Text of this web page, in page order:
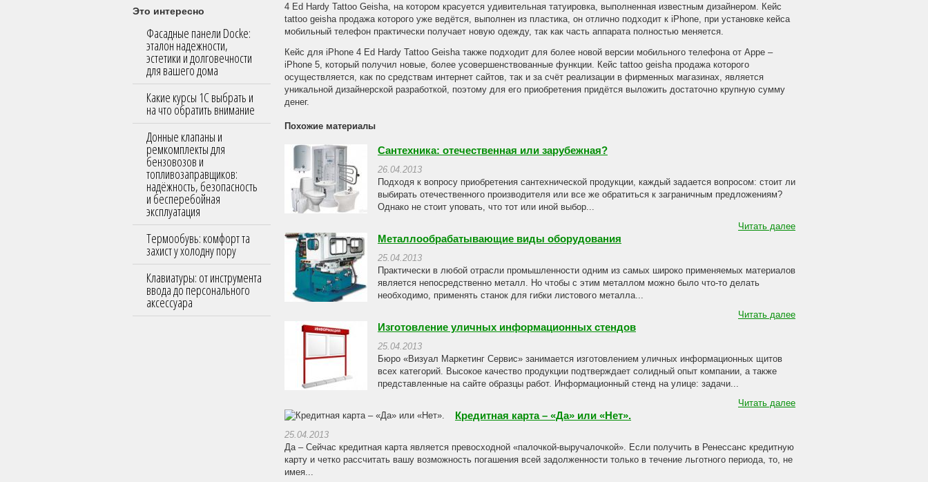
Это интересно
Фасадные панели Docke:
эталон надежности,
эстетики и долговечности
для вашего дома
Какие курсы 1С выбрать и
на что обратить внимание
Донные клапаны и
ремкомплекты для
бензовозов и
топливозаправщиков:
надёжность, безопасность
и бесперебойная
эксплуатация
Термообувь: комфорт та
захист у холодну пору
Клавиатуры: от инструмента
ввода до персонального
аксессуара
4 Ed Hardy Tattoo Geisha, на котором красуется удивительная татуировка, выполненная известным дизайнером. Кейс
tattoo geisha продажа которого уже ведётся, выполнен из пластика, он отлично подходит к iPhone, при установке кейса
мобильный телефон практически получает новую одежду, так как часть аппарата полностью меняется.
Кейс для iPhone 4 Ed Hardy Tattoo Geisha также подходит для более новой версии мобильного телефона от Appe –
iPhone 5, который получил новые, более усовершенствованные функции. Кейс tattoo geisha продажа которого
осуществляется, как по средствам интернет сайтов, так и за счёт реализации в фирменных магазинах, является
уникальной дизайнерской разработкой, поэтому для его приобретения придётся выложить достаточно крупную сумму
денег.
Похожие материалы
Сантехника: отечественная или зарубежная?
26.04.2013
Подходя к вопросу приобретения сантехнической продукции, каждый задается вопросом: стоит ли
выбирать отечественного производителя или все же обратиться к заграничным предложениям?
Однако не стоит уповать, что тот или иной выбор...
Читать далее
Металлообрабатывающие виды оборудования
25.04.2013
Практически в любой отрасли промышленности одним из самых широко применяемых материалов
является непосредственно металл. Но чтобы с этим металлом можно было что-то делать
необходимо, применять станок для гибки листового металла...
Читать далее
Изготовление уличных информационных стендов
25.04.2013
Бюро «Визуал Маркетинг Сервис» занимается изготовлением уличных информационных щитов
всех категорий. Высокое качество продукции подтверждает солидный опыт компании, а также
представленные на сайте образцы работ. Информационный стенд на улице: задачи...
Читать далее
Кредитная карта – «Да» или «Нет».
25.04.2013
Да – Сейчас кредитная карта является превосходной «палочкой-выручалочкой». Если получить в Ренессанс кредитную
карту и четко рассчитать вашу возможность погашения всей задолженности только в течение льготного периода, то, не
имея...